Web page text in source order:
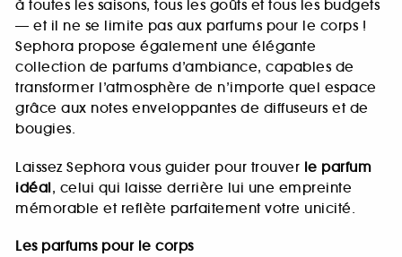
à toutes les saisons, tous les goûts et tous les budgets
— et il ne se limite pas aux parfums pour le corps !
Sephora propose également une élégante
collection de parfums d’ambiance, capables de
transformer l’atmosphère de n’importe quel espace
grâce aux notes enveloppantes de diffuseurs et de
bougies.
Laissez Sephora vous guider pour trouver le parfum
idéal, celui qui laisse derrière lui une empreinte
mémorable et reflète parfaitement votre unicité.
Les parfums pour le corps